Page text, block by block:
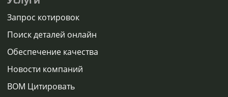
Запрос котировок
Поиск деталей онлайн
Обеспечение качества
Новости компаний
BOM Цитировать